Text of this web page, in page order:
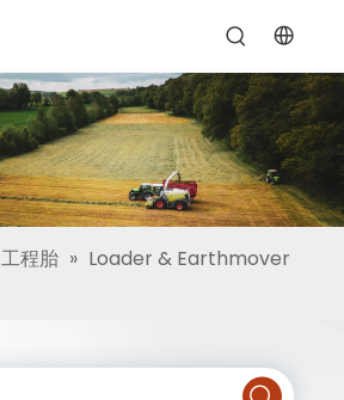
工程胎 » Loader & Earthmover